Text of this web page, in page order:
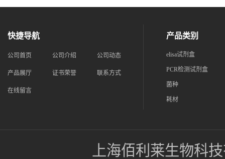
快捷导航
公司首页 公司介绍 公司动态
产品展厅 证书荣誉 联系方式
在线留言
产品类别
elisa试剂盒
PCR检测试剂盒
菌种
耗材
上海佰利莱生物科